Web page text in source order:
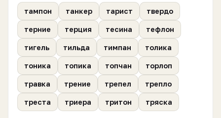
тампон танкер тарист твердо
терние терция тесина тефлон
тигель тильда тимпан толика
тоника топика топчан торлоп
травка трение трепел трепло
треста триера тритон тряска